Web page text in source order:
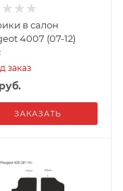
в салон
4007 (07-12)
заказ
ЗАКАЗАТЬ